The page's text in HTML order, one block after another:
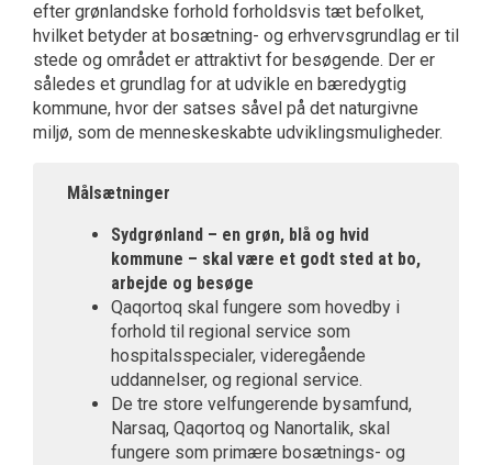
efter grønlandske forhold forholdsvis tæt befolket,
hvilket betyder at bosætning- og erhvervsgrundlag er til
stede og området er attraktivt for besøgende. Der er
således et grundlag for at udvikle en bæredygtig
kommu­ne, hvor der satses såvel på det naturgivne
miljø, som de menneskeskabte udviklings­muligheder.
Målsætninger
Sydgrønland – en grøn, blå og hvid
kommune – skal være et godt sted at bo,
arbejde og besøge
Qaqortoq skal fungere som hovedby i
forhold til regional service som
hospitalsspecialer, videregående
uddannelser, og regional service.
De tre store velfungerende bysamfund,
Narsaq, Qaqortoq og Nanortalik, skal
fungere som primære bosætnings- og